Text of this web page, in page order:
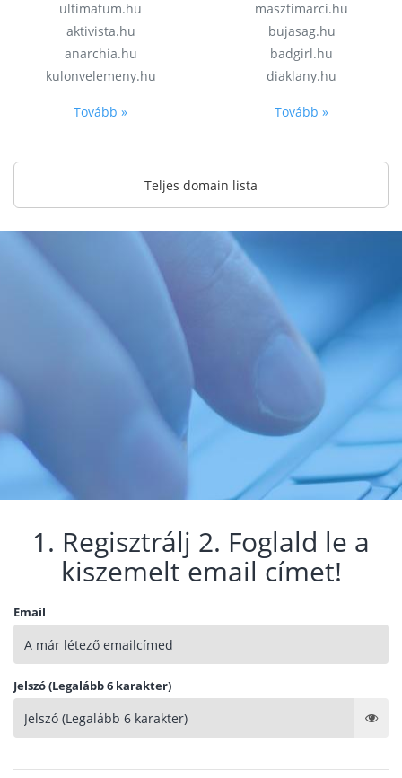
ultimatum.hu
aktivista.hu
anarchia.hu
kulonvelemeny.hu
Tovább »
masztimarci.hu
bujasag.hu
badgirl.hu
diaklany.hu
Tovább »
Teljes domain lista
1. Regisztrálj 2. Foglald le a
kiszemelt email címet!
Email
Jelszó (Legalább 6 karakter)